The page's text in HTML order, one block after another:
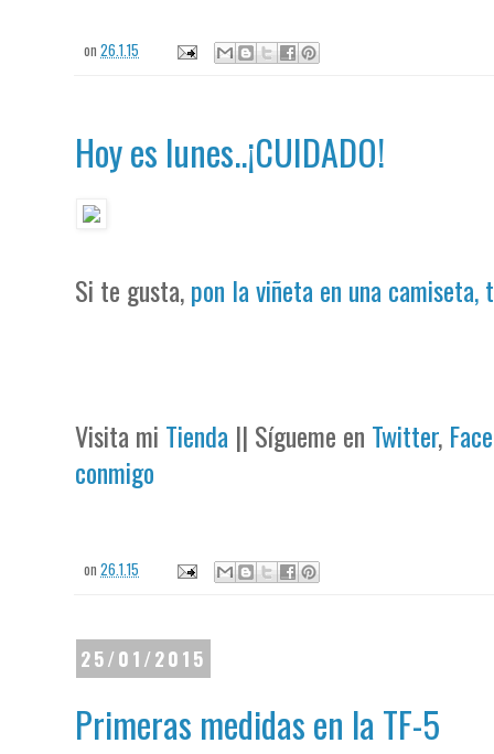
on26.1.15
Hoy es lunes..¡CUIDADO!
Si te gusta,pon la viñeta en una camiseta,
Visita mi Tienda || Sígueme en Twitter,
conmigo
on26.1.15
25/01/2015
Primeras medidas en la TF-5